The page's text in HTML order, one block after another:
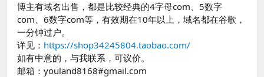
得
Root
的
方
法
博主有域名出售，都是比较经典的4字母com、5数字
com、6数字com等，有效期在10年以上，域名都在谷歌，
一分钟过户。
详见： https://shop34245804.taobao.com/
如有中意的，与我联系，可议价。
邮箱：youland8168#gmail.com